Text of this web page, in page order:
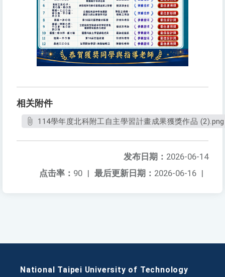
相关附件
114學年度北科附工自主學習計畫成果獲獎作品 (2).png
发布日期： 2026-06-14
最后更新日期： 2026-06-16 |
点击率： 90 |
National Taipei University of Technology